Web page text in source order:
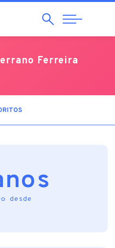
Pesquisar
Abrir
Navegação
Ferreira
desde